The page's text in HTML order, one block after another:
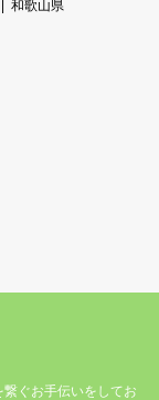
和歌山県
ぐお手伝いをしてお